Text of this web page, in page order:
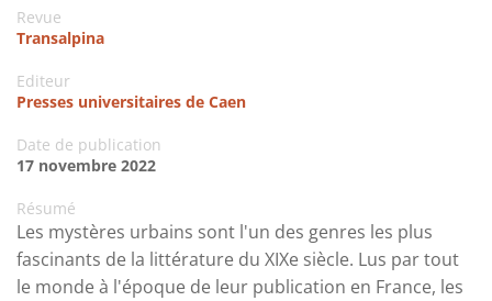
Revue
Transalpina
Editeur
Presses universitaires de Caen
Date de publication
17 novembre 2022
Résumé
Les mystères urbains sont l'un des genres les plus
fascinants de la littérature du XIXe siècle. Lus par tout
le monde à l'époque de leur publication en France, les